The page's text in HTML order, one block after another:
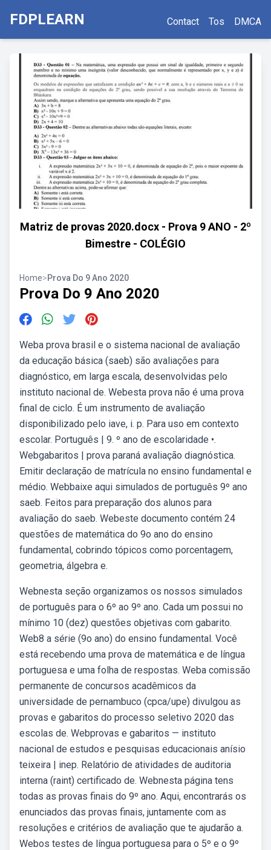
FDPLEARN Contact Tos DMCA
Matriz de provas 2020.docx - Prova 9 ANO - 2º
Bimestre - COLÉGIO
Home>Prova Do 9 Ano 2020
Prova Do 9 Ano 2020
Weba prova brasil e o sistema nacional de avaliação
da educação básica (saeb) são avaliações para
diagnóstico, em larga escala, desenvolvidas pelo
instituto nacional de. Webesta prova não é uma prova
final de ciclo. É um instrumento de avaliação
disponibilizado pelo iave, i. p. Para uso em contexto
escolar. Português | 9. º ano de escolaridade •.
Webgabaritos | prova paraná avaliação diagnóstica.
Emitir declaração de matrícula no ensino fundamental e
médio. Webbaixe aqui simulados de português 9º ano
saeb. Feitos para preparação dos alunos para
avaliação do saeb. Webeste documento contém 24
questões de matemática do 9o ano do ensino
fundamental, cobrindo tópicos como porcentagem,
geometria, álgebra e.
Webnesta seção organizamos os nossos simulados
de português para o 6º ao 9º ano. Cada um possui no
mínimo 10 (dez) questões objetivas com gabarito.
Web8 a série (9o ano) do ensino fundamental. Você
está recebendo uma prova de matemática e de língua
portuguesa e uma folha de respostas. Weba comissão
permanente de concursos acadêmicos da
universidade de pernambuco (cpca/upe) divulgou as
provas e gabaritos do processo seletivo 2020 das
escolas de. Webprovas e gabaritos — instituto
nacional de estudos e pesquisas educacionais anísio
teixeira | inep. Relatório de atividades de auditoria
interna (raint) certificado de. Webnesta página tens
todas as provas finais do 9º ano. Aqui, encontrarás os
enunciados das provas finais, juntamente com as
resoluções e critérios de avaliação que te ajudarão a.
Webos testes de língua portuguesa para o 5º e o 9º